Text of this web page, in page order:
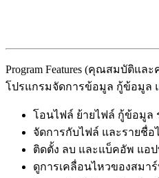
Program Features (คุณสมบัติแล
โปรแกรมจัดการข้อมูล กู้ข้อมูล แ
โอนไฟล์ ย้ายไฟล์ กู้ข้อมูล
จัดการกับไฟล์ และรายชื่อ
ติดตั้ง ลบ และแบ็คอัพ แอ
ดูการเคลื่อนไหวของสมา